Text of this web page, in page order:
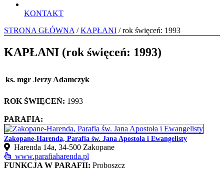
KONTAKT
STRONA GŁÓWNA /KAPŁANI / rok święceń: 1993
KAPŁANI (rok święceń: 1993)
ks. mgr Jerzy Adamczyk
ROK ŚWIĘCEŃ: 1993
PARAFIA:
Zakopane-Harenda, Parafia św. Jana Apostoła i Ewangelisty
Harenda 14a, 34‑500 Zakopane
www.parafiaharenda.pl
FUNKCJA W PARAFII: Proboszcz